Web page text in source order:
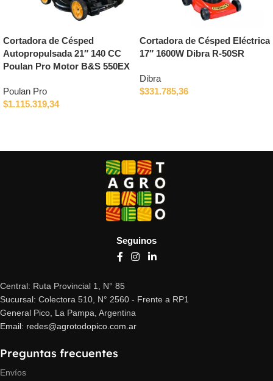
Cortadora de Césped
Autopropulsada 21″ 140 CC
Poulan Pro Motor B&S 550EX
Poulan Pro
$1.115.319,34
Cortadora de Césped Eléctrica
17″ 1600W Dibra R-50SR
Dibra
$331.785,36
Seguinos
Central: Ruta Provincial 1, N° 85
Sucursal: Colectora 510, N° 2560 - Frente a RP1
General Pico, La Pampa, Argentina
Email: redes@agrotodopico.com.ar
Preguntas frecuentes
Envíos